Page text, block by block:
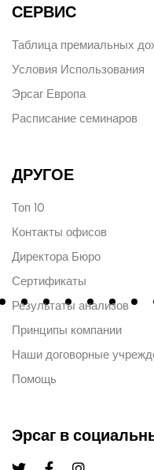
СЕРВИС
Таблица премиальных
Условия Использования
Эрсаг Европа
Расписание семинаров
ДРУГОЕ
Топ 10
Контакты офисов
Директора Бюро
Сертификаты
Результаты анализов
Принципы компании
Наши договорные
Помощь
Эрсаг в